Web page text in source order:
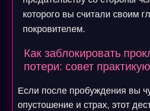
которого вы считали своим
покровителем.
Как заблокировать
потери: совет
Если после пробуждения вы
опустошение и страх, этот